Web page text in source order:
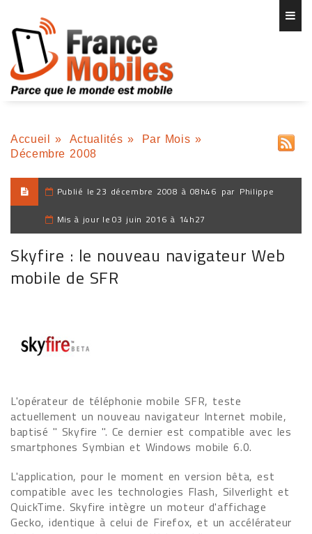
Accueil » Actualités » Par Mois »
Décembre 2008
Publié le 23 décembre 2008 à 08h46 par Philippe
Mis à jour le 03 juin 2016 à 14h27
Skyfire : le nouveau navigateur Web
mobile de SFR
L'opérateur de téléphonie mobile SFR, teste
actuellement un nouveau navigateur Internet mobile,
baptisé " Skyfire ". Ce dernier est compatible avec les
smartphones Symbian et Windows mobile 6.0.
L'application, pour le moment en version bêta, est
compatible avec les technologies Flash, Silverlight et
QuickTime. Skyfire intègre un moteur d'affichage
Gecko, identique à celui de Firefox, et un accélérateur